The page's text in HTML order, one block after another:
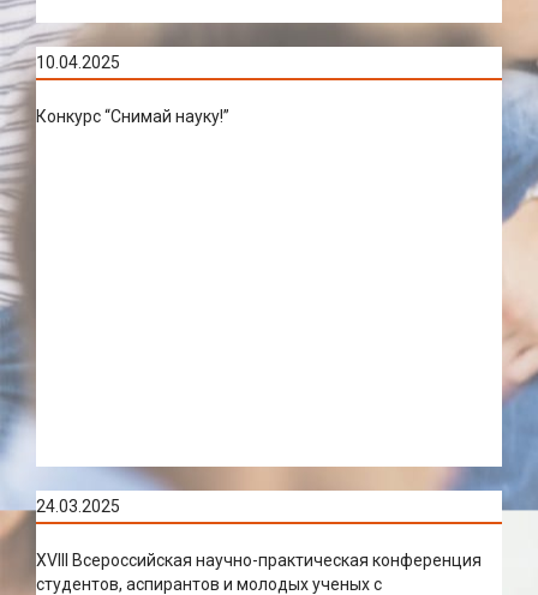
10.04.2025
Конкурс “Снимай науку!”
24.03.2025
XVIII Всероссийская научно-практическая конференция
студентов, аспирантов и молодых ученых с